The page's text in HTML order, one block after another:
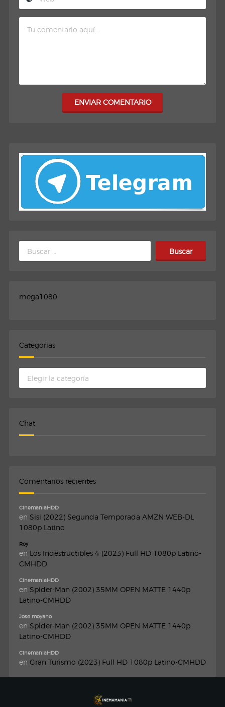
ENVIAR COMENTARIO
Buscar:
mega1080
Categorias
Categorias
Chat
Comentarios recientes
CinemaniaHDD
en Sisi (2022) Segunda Temporada AMZN WEB-DL
1080p Latino
Roy
en Los Indestructibles 4 (2023) Full HD 1080p Latino-
CMHDD
CinemaniaHDD
en Spider-Man (2002) 35MM OPEN MATTE 1440p
Latino-CMHDD
Jose moyano
en Spider-Man (2002) 35MM OPEN MATTE 1440p
Latino-CMHDD
CinemaniaHDD
en Gran Turismo (2023) Full HD 1080p Latino-CMHDD